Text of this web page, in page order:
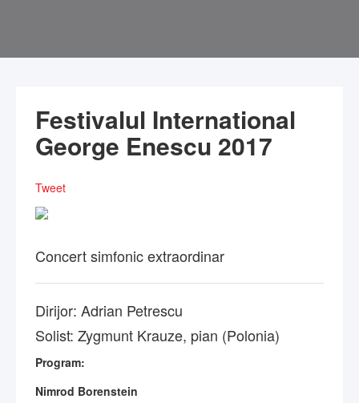
Festivalul International
George Enescu 2017
Tweet
Concert simfonic extraordinar
Dirijor: Adrian Petrescu
Solist: Zygmunt Krauze, pian (Polonia)
Program:
Nimrod Borenstein